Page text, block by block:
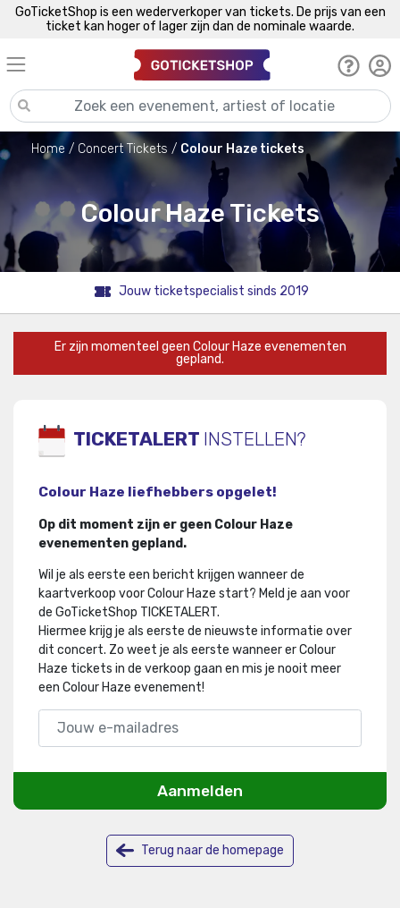
GoTicketShop is een wederverkoper van tickets. De prijs van een
ticket kan hoger of lager zijn dan de nominale waarde.
Home Concert Tickets Colour Haze tickets
Colour Haze Tickets
Jouw ticketspecialist sinds 2019
Er zijn momenteel geen Colour Haze evenementen
gepland.
TICKETALERT INSTELLEN?
Colour Haze liefhebbers opgelet!
Op dit moment zijn er geen Colour Haze
evenementen gepland.
Wil je als eerste een bericht krijgen wanneer de
kaartverkoop voor Colour Haze start? Meld je aan voor
de GoTicketShop TICKETALERT.
Hiermee krijg je als eerste de nieuwste informatie over
dit concert. Zo weet je als eerste wanneer er Colour
Haze tickets in de verkoop gaan en mis je nooit meer
een Colour Haze evenement!
Aanmelden
Terug naar de homepage